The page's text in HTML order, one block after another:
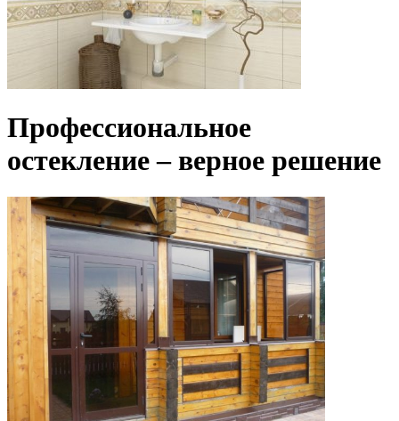
Профессиональное
остекление – верное решение